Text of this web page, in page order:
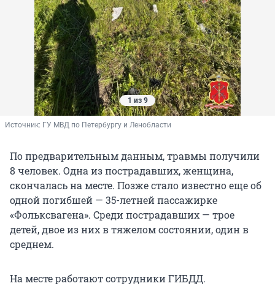
1 из 9
Источник: ГУ МВД по Петербургу и Ленобласти
По предварительным данным, травмы получили
8 человек. Одна из пострадавших, женщина,
скончалась на месте. Позже стало известно еще об
одной погибшей — 35-летней пассажирке
«Фольксвагена». Среди пострадавших — трое
детей, двое из них в тяжелом состоянии, один в
среднем.
На месте работают сотрудники ГИБДД.